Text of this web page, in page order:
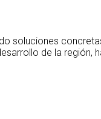
soluciones
de la región,